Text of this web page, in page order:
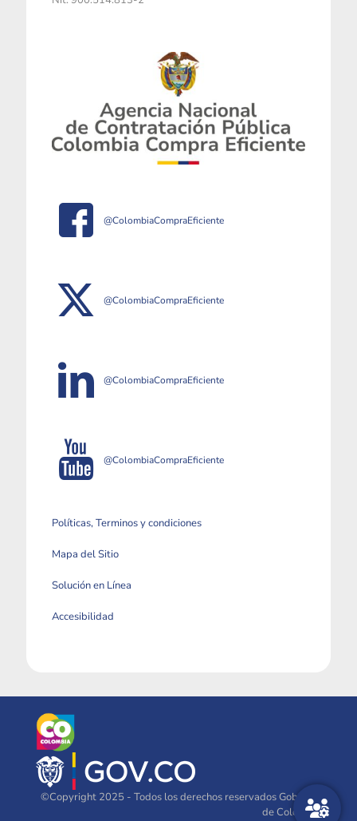
@ColombiaCompraEficiente
@ColombiaCompraEficiente
@ColombiaCompraEficiente
@ColombiaCompraEficiente
Políticas, Terminos y condiciones
Mapa del Sitio
Solución en Línea
Accesibilidad
©Copyright 2025 - Todos los derechos reservados Gobierno
de Colombia